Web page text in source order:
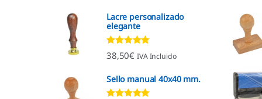
Lacre personalizado
elegante
Valorado con
4.92de 5
38,50€ IVA Incluido
Sello manual 40x40 mm.